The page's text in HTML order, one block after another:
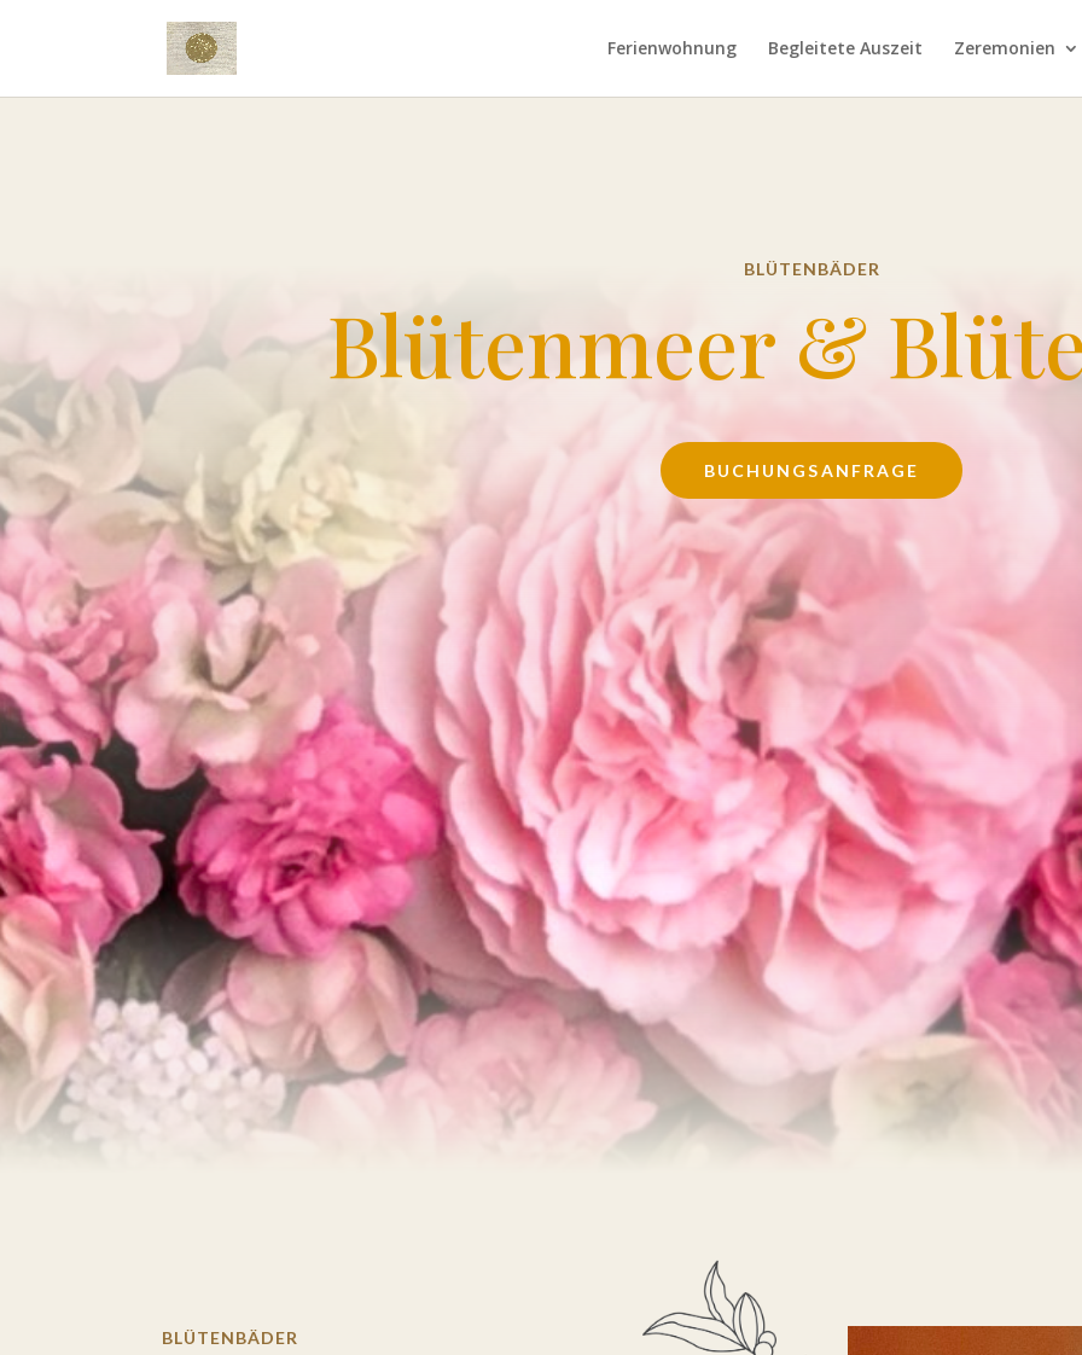
Ferienwohnung Begleitete Auszeit Zeremonien
BLÜTENBÄDER
Blütenmeer &
BUCHUNGSANFRAGE
BLÜTENBÄDER